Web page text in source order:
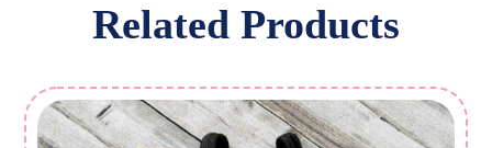
Related Products